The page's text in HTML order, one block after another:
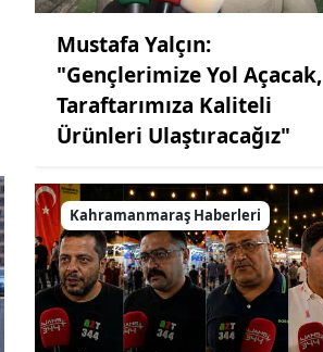
Mustafa Yalçın:
"Gençlerimize Yol Açacak,
Taraftarımıza Kaliteli
Ürünleri Ulaştıracağız"
Kahramanmaraş Haberleri